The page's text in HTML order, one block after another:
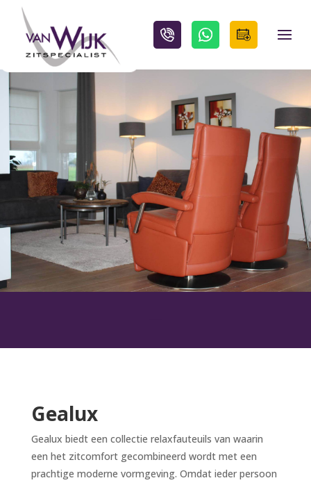
Gealux
Gealux biedt een collectie relaxfauteuils van waarin
een het zitcomfort gecombineerd wordt met een
prachtige moderne vormgeving. Omdat ieder persoon